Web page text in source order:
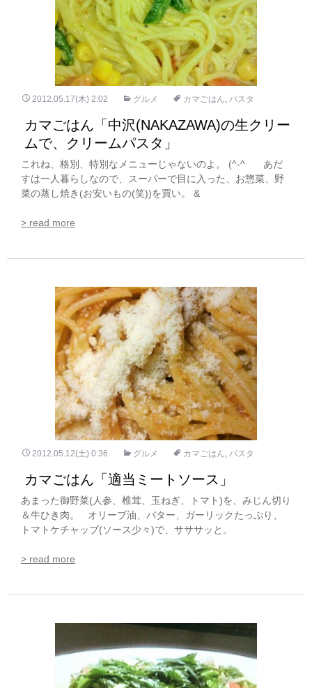
2012.05.17(木) 2:02 グルメ カマごはん, パスタ
カマごはん「中沢(NAKAZAWA)の生クリー
ムで、クリームパスタ」
これね、格別、特別なメニューじゃないのよ。 (^-^ゞ あだ
すは一人暮らしなので、スーパーで目に入った、お惣菜、野
菜の蒸し焼き(お安いもの(笑))を買い。 &
> read more
2012.05.12(土) 0:36 グルメ カマごはん, パスタ
カマごはん「適当ミートソース」
あまった御野菜(人参、椎茸、玉ねぎ、トマト)を、みじん切り
＆牛ひき肉。 オリーブ油、バター、ガーリックたっぷり、
トマトケチャップ(ソース少々)で、サササッと。
> read more